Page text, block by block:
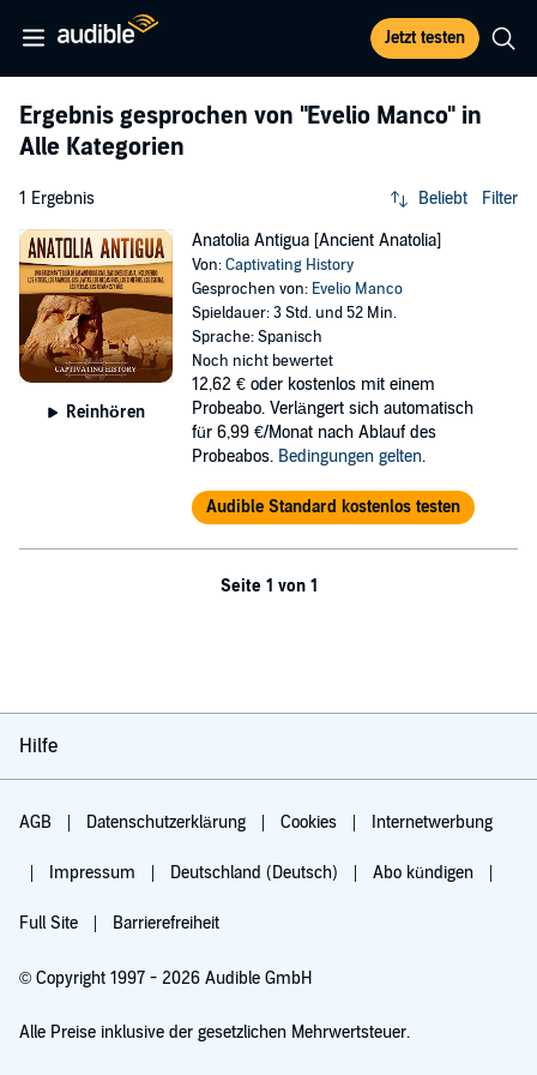
Jetzt testen
Ergebnis gesprochen von "Evelio Manco" in
Alle Kategorien
1 Ergebnis Beliebt Filter
Reinhören
Anatolia Antigua [Ancient Anatolia]
Von:Captivating History
Gesprochen von: Evelio Manco
Spieldauer: 3 Std. und 52 Min.
Sprache: Spanisch
Noch nicht bewertet
12,62 € oder kostenlos mit einem
Probeabo. Verlängert sich automatisch
für 6,99 €/Monat nach Ablauf des
Probeabos. Bedingungen gelten.
Audible Standard kostenlos testen
Seite 1 von 1
Hilfe
AGB Datenschutzerklärung Cookies Internetwerbung
Impressum Deutschland (Deutsch) Abo kündigen
Full Site Barrierefreiheit
© Copyright 1997 - 2026 Audible GmbH
Alle Preise inklusive der gesetzlichen Mehrwertsteuer.